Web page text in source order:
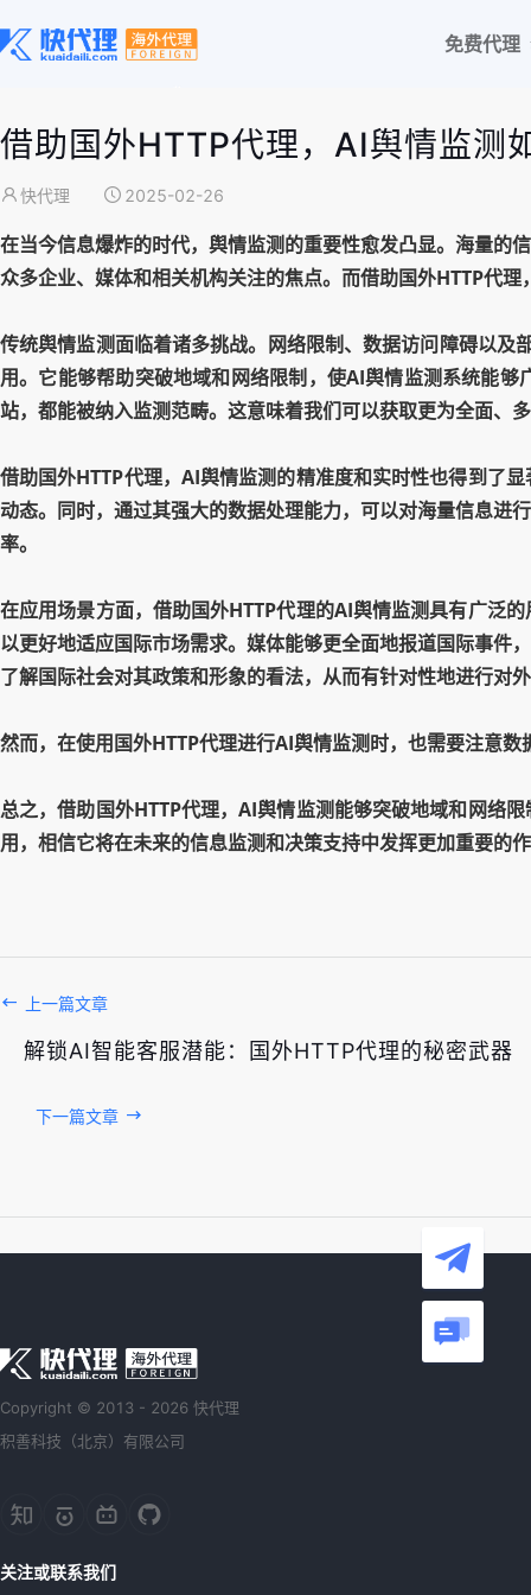
免费代理
借助国外HTTP代理，AI舆情监测
快代理 2025-02-26
在当今信息爆炸的时代，舆情监测的重要性愈发凸显。海量的
众多企业、媒体和相关机构关注的焦点。而借助国外HTTP代
传统舆情监测面临着诸多挑战。网络限制、数据访问障碍以
用。它能够帮助突破地域和网络限制，使AI舆情监测系统能
站，都能被纳入监测范畴。这意味着我们可以获取更为全面、
借助国外HTTP代理，AI舆情监测的精准度和实时性也得到了
动态。同时，通过其强大的数据处理能力，可以对海量信息进
率。
在应用场景方面，借助国外HTTP代理的AI舆情监测具有广泛
以更好地适应国际市场需求。媒体能够更全面地报道国际事件
了解国际社会对其政策和形象的看法，从而有针对性地进行对
然而，在使用国外HTTP代理进行AI舆情监测时，也需要注意
总之，借助国外HTTP代理，AI舆情监测能够突破地域和网络
用，相信它将在未来的信息监测和决策支持中发挥更加重要的
上一篇文章
解锁AI智能客服潜能：国外HTTP代理的秘密武器
下一篇文章
Copyright © 2013 - 2026 快代理
积善科技（北京）有限公司
关注或联系我们